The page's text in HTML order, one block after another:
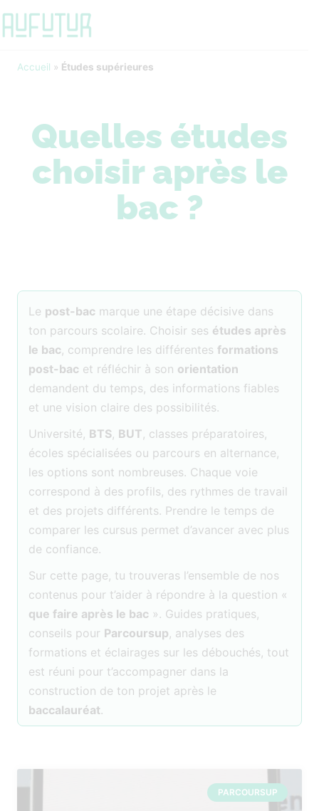
Accueil » Études supérieures
Quelles études
choisir après le
bac ?
Le post-bac marque une étape décisive dans
ton parcours scolaire. Choisir ses études après
le bac, comprendre les différentes formations
post-bac et réfléchir à son orientation
demandent du temps, des informations fiables
et une vision claire des possibilités.
Université, BTS, BUT, classes préparatoires,
écoles spécialisées ou parcours en alternance,
les options sont nombreuses. Chaque voie
correspond à des profils, des rythmes de travail
et des projets différents. Prendre le temps de
comparer les cursus permet d’avancer avec plus
de confiance.
Sur cette page, tu trouveras l’ensemble de nos
contenus pour t’aider à répondre à la question «
que faire après le bac ». Guides pratiques,
conseils pour Parcoursup, analyses des
formations et éclairages sur les débouchés, tout
est réuni pour t’accompagner dans la
construction de ton projet après le
baccalauréat.
PARCOURSUP